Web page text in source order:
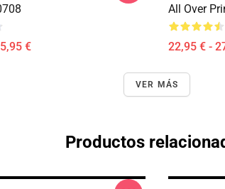
€
All Over
22,95 € -
VER MÁS
Productos